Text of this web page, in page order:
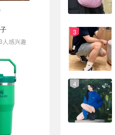
专业除臭
异味不刺
人感兴趣